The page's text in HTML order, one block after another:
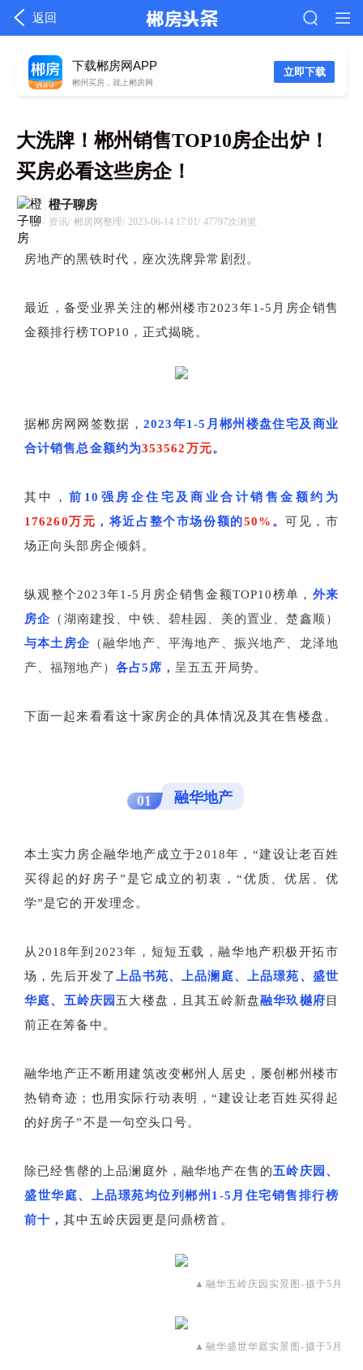
返回
立即下载
下载郴房网APP
郴州买房，就上郴房网
大洗牌！郴州销售TOP10房企出炉！
买房必看这些房企！
橙子聊房
资讯/ 郴房网整理/ 2023-06-14 17:01/ 47797次浏览
房地产的黑铁时代，座次洗牌异常剧烈。
最近，备受业界关注的郴州楼市2023年1-5月房企销售
金额排行榜TOP10，正式揭晓。
据郴房网网签数据，2023年1-5月郴州楼盘住宅及商业
合计销售总金额约为353562万元。
其中，前10强房企住宅及商业合计销售金额约为
176260万元 ，将近占整个市场份额的50% 。可见，市
场正向头部房企倾斜。
纵观整个2023年1-5月房企销售金额TOP10榜单， 外来
房企 （湖南建投、中铁、碧桂园、美的置业、楚鑫顺）
与本土房企 （融华地产、平海地产、振兴地产、龙泽地
产、福翔地产） 各占5席， 呈五五开局势。
下面一起来看看这十家房企的具体情况及其在售楼盘。
01 融华地产
本土实力房企融华地产成立于2018年，“建设让老百姓
买得起的好房子”是它成立的初衷，“优质、优居、优
学”是它的开发理念。
从2018年到2023年，短短五载，融华地产积极开拓市
场，先后开发了
上品书苑、上品澜庭、上品璟苑、盛世
华庭、五岭庆园 五大楼盘，且其五岭新盘融华玖樾府 目
前正在筹备中。
融华地产正不断用建筑改变郴州人居史，屡创郴州楼市
热销奇迹；也用实际行动表明，“建设让老百姓买得起
的好房子”不是一句空头口号。
除已经售罄的上品澜庭外，融华地产在售的五岭庆园、
盛世华庭、上品璟苑均位列郴州1-5月住宅销售排行榜
前十，其中五岭庆园更是问鼎榜首。
▲融华五岭庆园实景图-摄于5月
▲融华盛世华庭实景图-摄于5月